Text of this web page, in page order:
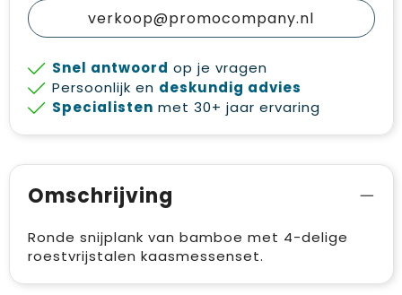
verkoop@promocompany.nl
Snel antwoord op je vragen
Persoonlijk en deskundig advies
Specialisten met 30+ jaar ervaring
Omschrijving
Ronde snijplank van bamboe met 4-delige
roestvrijstalen kaasmessenset.